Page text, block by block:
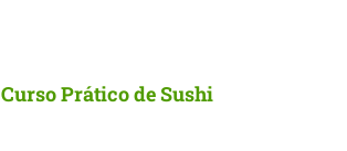
variants.
Curso Prático de Sushi